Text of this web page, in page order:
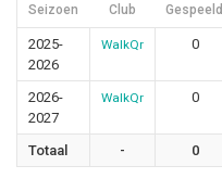
Seizoen Club Gespeeld
2025-
2026
WalkQr 0
2026-
2027
WalkQr 0
Totaal - 0